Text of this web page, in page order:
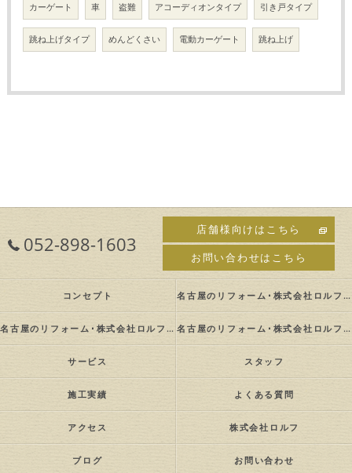
カーゲート 車 盗難 アコーディオンタイプ 引き戸タイプ
跳ね上げタイプ めんどくさい 電動カーゲート 跳ね上げ
052-898-1603
店舗様向けはこちら
お問い合わせはこちら
コンセプト 名古屋のリフォーム･株式会社ロルフの口コミ情報
名古屋のリフォーム･株式会社ロルフの評判 名古屋のリフォーム･株式会社ロルフのお客様の声
サービス スタッフ
施工実績 よくある質問
アクセス 株式会社ロルフ
ブログ お問い合わせ